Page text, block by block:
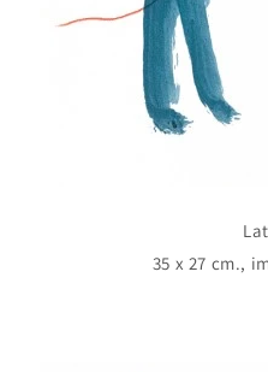
35 x 27 cm.,